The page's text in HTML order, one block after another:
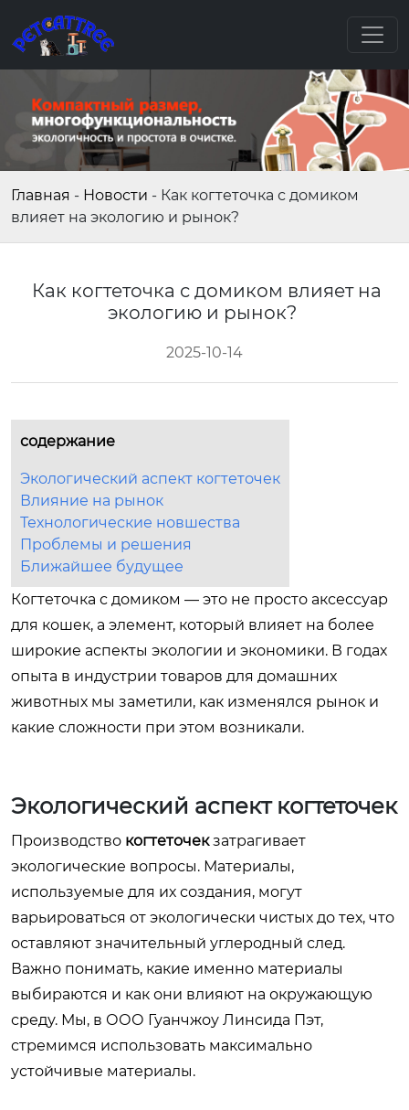
Главная - Новости - Как когтеточка с домиком
влияет на экологию и рынок?
Как когтеточка с домиком влияет на
экологию и рынок?
2025-10-14
содержание
Экологический аспект когтеточек
Влияние на рынок
Технологические новшества
Проблемы и решения
Ближайшее будущее
Когтеточка с домиком — это не просто аксессуар
для кошек, а элемент, который влияет на более
широкие аспекты экологии и экономики. В годах
опыта в индустрии товаров для домашних
животных мы заметили, как изменялся рынок и
какие сложности при этом возникали.
Экологический аспект когтеточек
Производство когтеточекзатрагивает
экологические вопросы. Материалы,
используемые для их создания, могут
варьироваться от экологически чистых до тех, что
оставляют значительный углеродный след.
Важно понимать, какие именно материалы
выбираются и как они влияют на окружающую
среду. Мы, в ООО Гуанчжоу Линсида Пэт,
стремимся использовать максимально
устойчивые материалы.